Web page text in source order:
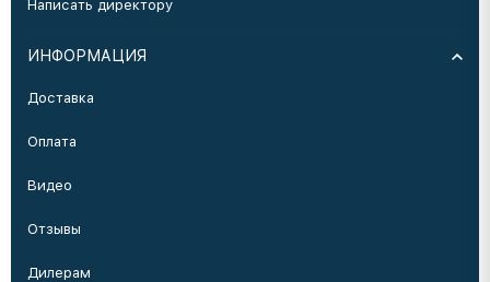
Написать директору
ИНФОРМАЦИЯ
Доставка
Оплата
Видео
Отзывы
Дилерам